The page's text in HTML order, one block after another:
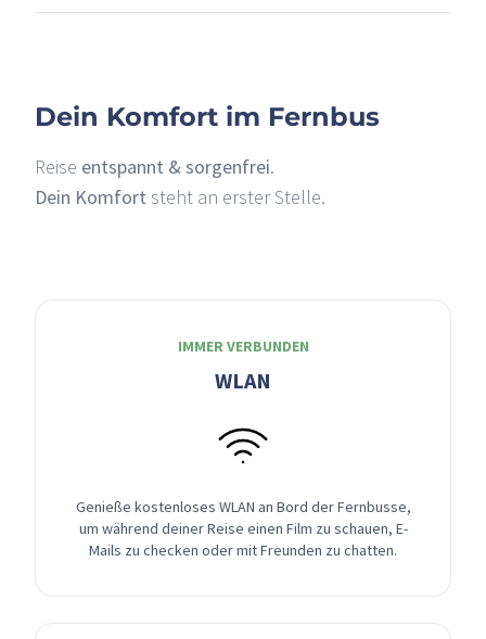
Dein Komfort im Fernbus
Reise entspannt & sorgenfrei.
Dein Komfort steht an erster Stelle.
IMMER VERBUNDEN
WLAN
Genieße kostenloses WLAN an Bord der Fernbusse,
um während deiner Reise einen Film zu schauen, E-
Mails zu checken oder mit Freunden zu chatten.